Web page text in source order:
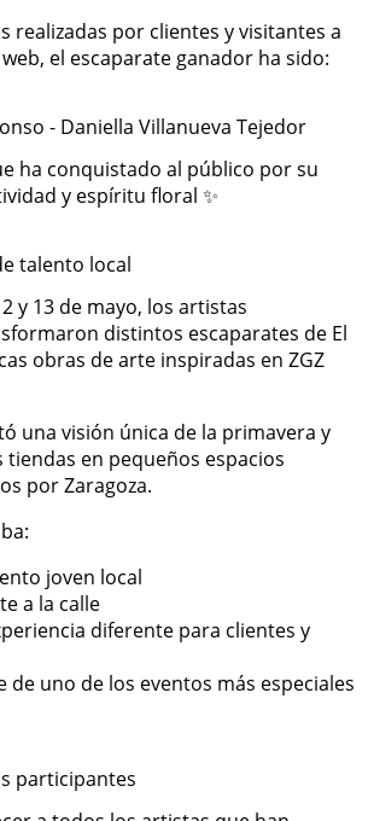
realizadas por clientes y visitantes a
el escaparate ganador ha sido:
- Daniella Villanueva Tejedor
ha conquistado al público por su
y espíritu floral ✨
talento local
y 13 de mayo, los artistas
distintos escaparates de El
obras de arte inspiradas en ZGZ
una visión única de la primavera y
en pequeños espacios
por Zaragoza.
joven local
a la calle
diferente para clientes y
de uno de los eventos más especiales
participantes